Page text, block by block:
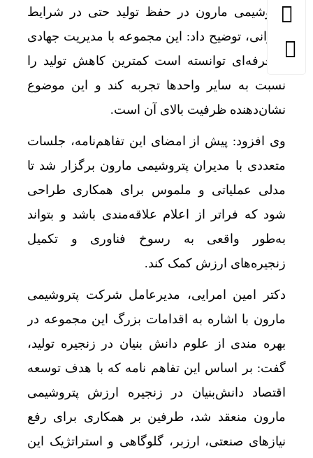
پتروشیمی مارون در حفظ تولید حتی در شرایط
بحرانی، توضیح داد: این مجموعه با مدیریت جهادی
و حرفه‌ای توانسته است کمترین کاهش تولید را
نسبت به سایر واحدها تجربه کند و این موضوع
نشان‌دهنده ظرفیت بالای آن است.
وی افزود: پیش از امضای این تفاهم‌نامه، جلسات
متعددی با مدیران پتروشیمی مارون برگزار شد تا
مدلی عملیاتی و ملموس برای همکاری طراحی
شود که فراتر از اعلام علاقه‌مندی باشد و بتواند
به‌طور واقعی به رسوخ فناوری و تکمیل
زنجیره‌های ارزش کمک کند.
دکتر امین امرایی، مدیرعامل شرکت پتروشیمی
مارون با اشاره به اقدامات بزرگ این مجموعه در
بهره مندی از علوم دانش بنیان در زنجیره تولید،
گفت: بر اساس این تفاهم نامه که با هدف توسعه
اقتصاد دانش‌بنیان در زنجیره ارزش پتروشیمی
مارون منعقد شد، طرفین بر همکاری برای رفع
نیازهای صنعتی، ارزبر، گلوگاهی و استراتژیک این